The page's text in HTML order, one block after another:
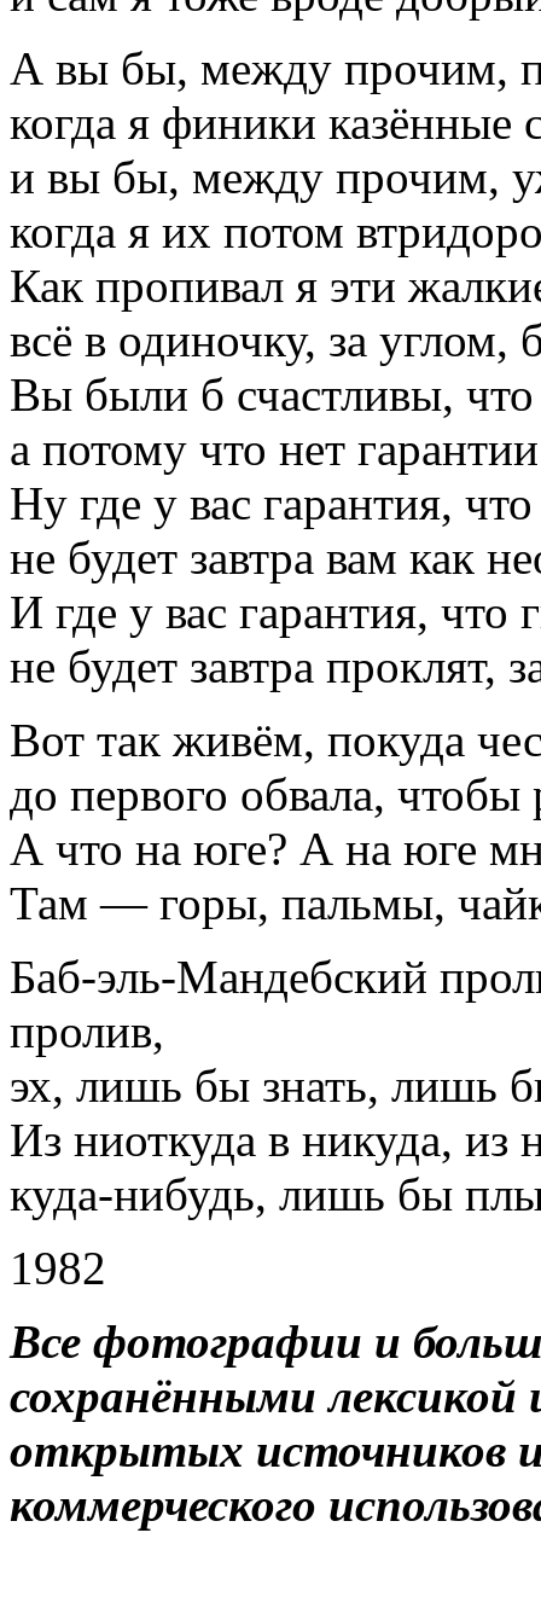
А вы бы, между прочим,
когда я финики казённые
и вы бы, между прочим,
когда я их потом
Как пропивал я эти
всё в одиночку, за
Вы были б счастливы,
а потому что нет
Ну где у вас гарантия,
не будет завтра вам как
И где у вас гарантия,
не будет завтра проклят,
Вот так живём, покуда
до первого обвала,
А что на юге? А на юге
Там — горы, пальмы,
Баб-эль-Мандебский
пролив,
эх, лишь бы знать, лишь
Из ниоткуда в никуда, из
куда-нибудь, лишь бы
1982
Все фотографии и
сохранёнными
открытых источников
коммерческого